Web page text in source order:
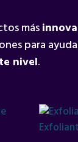
más
para
nivel.